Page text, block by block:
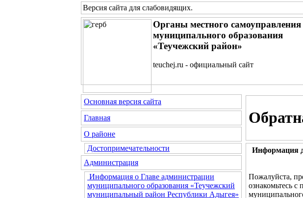
Версия сайта для слабовидящих.
Органы местного самоуправления
муниципального образования
«Теучежский район»
teuchej.ru - официальный сайт
Основная версия сайта
Главная
О районе
Достопримечательности
Администрация
Информация о Главе администрации
муниципального образования «Теучежский
муниципальный район Республики Адыгея»
Информация
Пожалуйста,
ознакомьтесь